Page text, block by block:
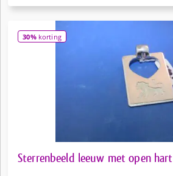
€9,95.
30%korting
Sterrenbeeld leeuw met open hart